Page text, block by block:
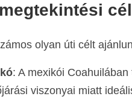
olyan úti célt
: A mexikói
viszonyai miatt